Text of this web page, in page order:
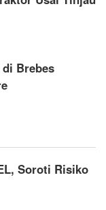
di Brebes
Soroti Risiko